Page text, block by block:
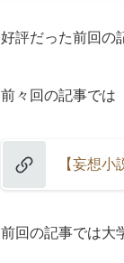
好評だった前回の
前々回の記事では
【妄想
前回の記事では大